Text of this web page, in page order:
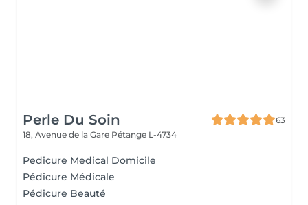
Perle Du Soin
63
18, Avenue de la Gare Pétange L-4734
Pedicure Medical Domicile
Pédicure Médicale
Pédicure Beauté